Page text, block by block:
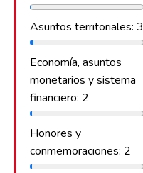
Asuntos territoriales: 3
Economía, asuntos
monetarios y sistema
financiero: 2
Honores y
conmemoraciones: 2